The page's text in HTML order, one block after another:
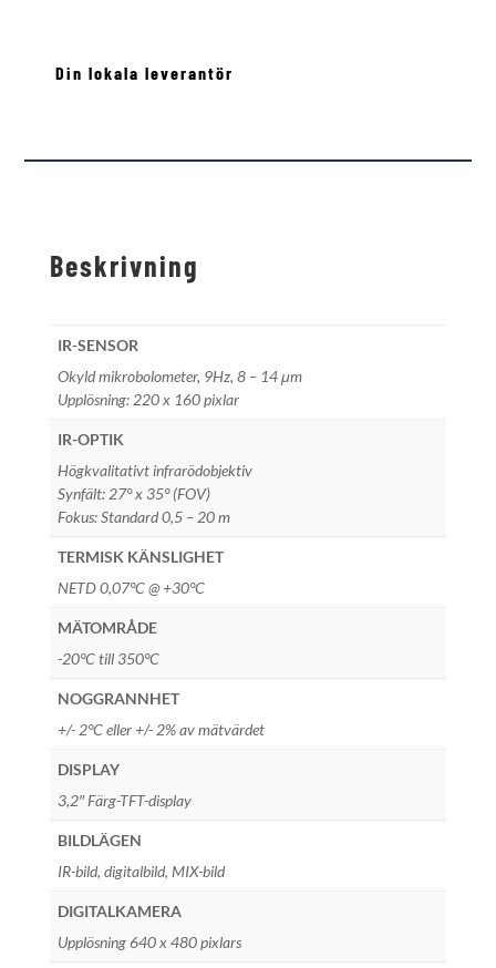
Din lokala leverantör
Beskrivning
IR-SENSOR
Okyld mikrobolometer, 9Hz, 8 – 14 μm
Upplösning: 220 x 160 pixlar
IR-OPTIK
Högkvalitativt infrarödobjektiv
Synfält: 27° x 35° (FOV)
Fokus: Standard 0,5 – 20 m
TERMISK KÄNSLIGHET
NETD 0,07°C @ +30°C
MÄTOMRÅDE
-20°C till 350°C
NOGGRANNHET
+/- 2°C eller +/- 2% av mätvärdet
DISPLAY
3,2″ Färg-TFT-display
BILDLÄGEN
IR-bild, digitalbild, MIX-bild
DIGITALKAMERA
Upplösning 640 x 480 pixlars